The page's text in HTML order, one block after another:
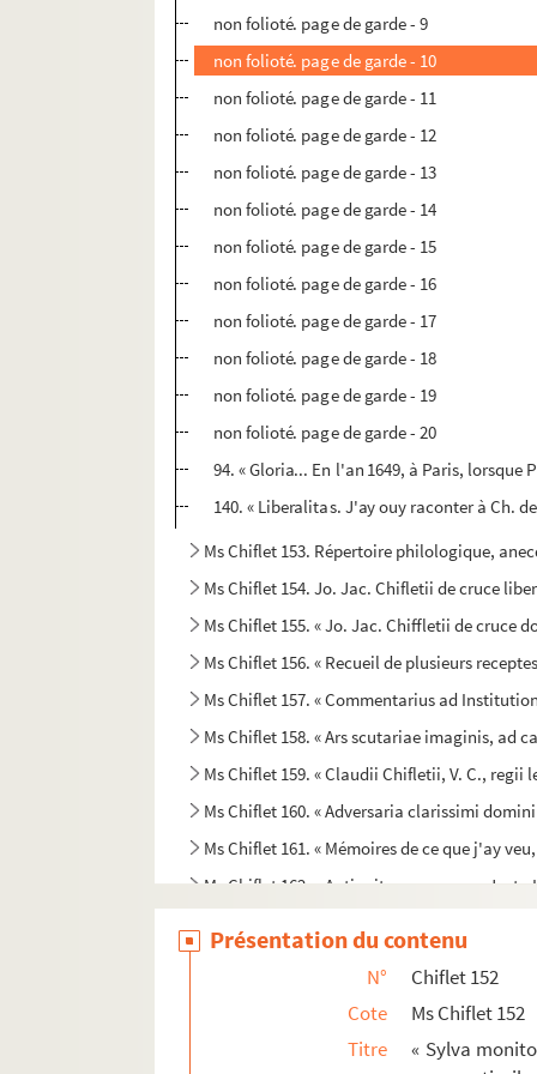
non folioté. page de garde - 9
non folioté. page de garde - 10
non folioté. page de garde - 11
non folioté. page de garde - 12
non folioté. page de garde - 13
non folioté. page de garde - 14
non folioté. page de garde - 15
non folioté. page de garde - 16
non folioté. page de garde - 17
non folioté. page de garde - 18
non folioté. page de garde - 19
non folioté. page de garde - 20
94. « Gloria... En l'an 1649, à Paris,
140. « Liberalitas. J'ay ouy raconter à Ch.
Ms Chiflet 153. Répertoire philologique,
Ms Chiflet 154. Jo. Jac. Chifletii de cruce
Ms Chiflet 155. « Jo. Jac. Chiffletii de cruce
Ms Chiflet 156. « Recueil de plusieurs
Ms Chiflet 157. « Commentarius ad
Ms Chiflet 158. « Ars scutariae imaginis, ad
Ms Chiflet 159. « Claudii Chifletii, V. C.,
Ms Chiflet 160. « Adversaria clarissimi
Ms Chiflet 161. « Mémoires de ce que j'ay
Ms Chiflet 162. « Antiquitas romana ex
Présentation du contenu
N°
Chiflet 152
Cote
Ms Chiflet 152
Titre
« Sylva